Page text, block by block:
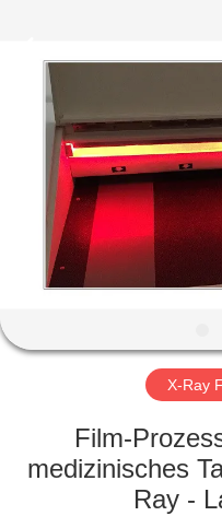
HAUS
PRODUKTE
ÜBER
UNS
FABRIK-
AUSFLUG
Reserved.
X-Ray
Film-
medizinisches
Ray -